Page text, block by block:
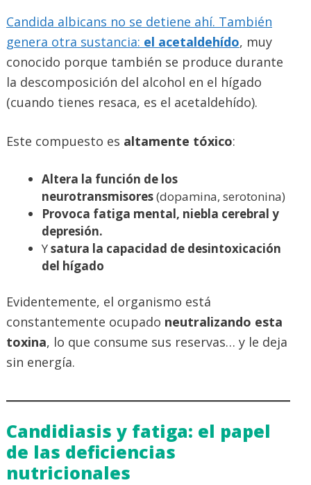
Candida albicans no se detiene ahí. También
genera otra sustancia: el acetaldehído, muy
conocido porque también se produce durante
la descomposición del alcohol en el hígado
(cuando tienes resaca, es el acetaldehído).
Este compuesto es altamente tóxico:
Altera la función de los
neurotransmisores(dopamina, serotonina)
Provoca fatiga mental, niebla cerebral y
depresión.
Ysatura la capacidad de desintoxicación
del hígado
Evidentemente, el organismo está
constantemente ocupado neutralizando esta
toxina, lo que consume sus reservas… y le deja
sin energía.
Candidiasis y fatiga: el papel
de las deficiencias
nutricionales